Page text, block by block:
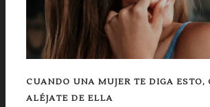
CUANDO UNA MUJER TE DIGA ESTO,
ALÉJATE DE ELLA